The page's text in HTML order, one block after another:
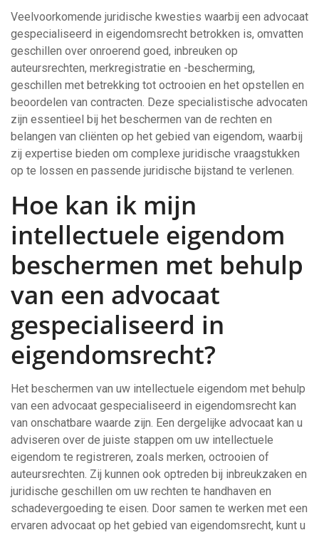
Veelvoorkomende juridische kwesties waarbij een advocaat
gespecialiseerd in eigendomsrecht betrokken is, omvatten
geschillen over onroerend goed, inbreuken op
auteursrechten, merkregistratie en -bescherming,
geschillen met betrekking tot octrooien en het opstellen en
beoordelen van contracten. Deze specialistische advocaten
zijn essentieel bij het beschermen van de rechten en
belangen van cliënten op het gebied van eigendom, waarbij
zij expertise bieden om complexe juridische vraagstukken
op te lossen en passende juridische bijstand te verlenen.
Hoe kan ik mijn
intellectuele eigendom
beschermen met behulp
van een advocaat
gespecialiseerd in
eigendomsrecht?
Het beschermen van uw intellectuele eigendom met behulp
van een advocaat gespecialiseerd in eigendomsrecht kan
van onschatbare waarde zijn. Een dergelijke advocaat kan u
adviseren over de juiste stappen om uw intellectuele
eigendom te registreren, zoals merken, octrooien of
auteursrechten. Zij kunnen ook optreden bij inbreukzaken en
juridische geschillen om uw rechten te handhaven en
schadevergoeding te eisen. Door samen te werken met een
ervaren advocaat op het gebied van eigendomsrecht, kunt u